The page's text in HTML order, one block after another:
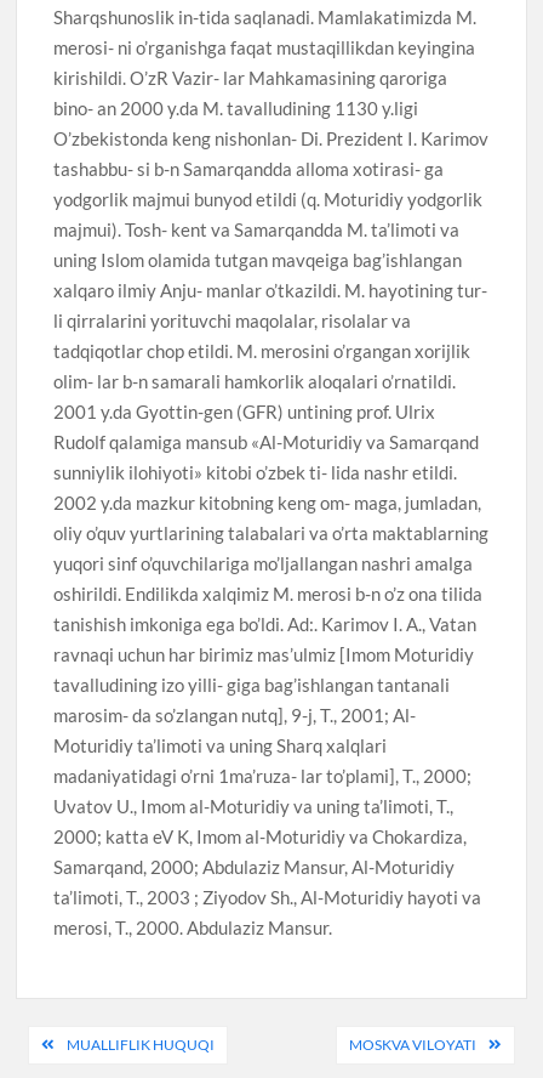
Sharqshunoslik in-tida saqlanadi. Mamlakatimizda M.
merosi- ni o’rganishga faqat mustaqillikdan keyingina
kirishildi. O’zR Vazir- lar Mahkamasining qaroriga
bino- an 2000 y.da M. tavalludining 1130 y.ligi
O’zbekistonda keng nishonlan- Di. Prezident I. Karimov
tashabbu- si b-n Samarqandda alloma xotirasi- ga
yodgorlik majmui bunyod etildi (q. Moturidiy yodgorlik
majmui). Tosh- kent va Samarqandda M. ta’limoti va
uning Islom olamida tutgan mavqeiga bag’ishlangan
xalqaro ilmiy Anju- manlar o’tkazildi. M. hayotining tur-
li qirralarini yorituvchi maqolalar, risolalar va
tadqiqotlar chop etildi. M. merosini o’rgangan xorijlik
olim- lar b-n samarali hamkorlik aloqalari o’rnatildi.
2001 y.da Gyottin-gen (GFR) untining prof. Ulrix
Rudolf qalamiga mansub «Al-Moturidiy va Samarqand
sunniylik ilohiyoti» kitobi o’zbek ti- lida nashr etildi.
2002 y.da mazkur kitobning keng om- maga, jumladan,
oliy o’quv yurtlarining talabalari va o’rta maktablarning
yuqori sinf o’quvchilariga mo’ljallangan nashri amalga
oshirildi. Endilikda xalqimiz M. merosi b-n o’z ona tilida
tanishish imkoniga ega bo’ldi. Ad:. Karimov I. A., Vatan
ravnaqi uchun har birimiz mas’ulmiz [Imom Moturidiy
tavalludining izo yilli- giga bag’ishlangan tantanali
marosim- da so’zlangan nutq], 9-j, T., 2001; Al-
Moturidiy ta’limoti va uning Sharq xalqlari
madaniyatidagi o’rni 1ma’ruza- lar to’plami], T., 2000;
Uvatov U., Imom al-Moturidiy va uning ta’limoti, T.,
2000; katta eV K, Imom al-Moturidiy va Chokardiza,
Samarqand, 2000; Abdulaziz Mansur, Al-Moturidiy
ta’limoti, T., 2003 ; Ziyodov Sh., Al-Moturidiy hayoti va
merosi, T., 2000. Abdulaziz Mansur.
PostMUALLIFLIK HUQUQI MOSKVA VILOYATI